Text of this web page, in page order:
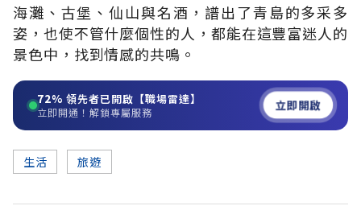
海灘、古堡、仙山與名酒，譜出了青島的多采多
姿，也使不管什麼個性的人，都能在這豐富迷人的
景色中，找到情感的共鳴。
72% 領先者已開啟【職場雷達】
立即開通！解鎖專屬服務 立即開啟
生活 旅遊